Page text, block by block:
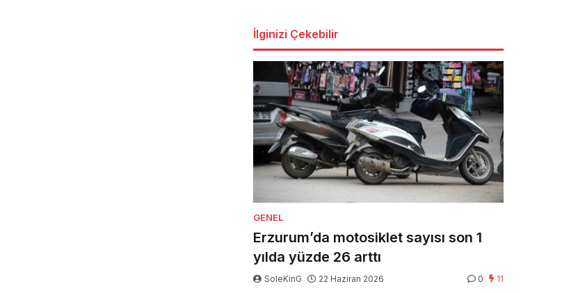
İlginizi Çekebilir
GENEL
Erzurum’da motosiklet sayısı son 1
yılda yüzde 26 arttı
SoleKinG 22 Haziran 2026 0 11